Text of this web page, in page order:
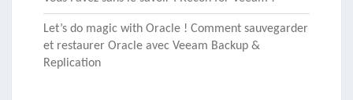
Let’s do magic with Oracle ! Comment sauvegarder
et restaurer Oracle avec Veeam Backup &
Replication